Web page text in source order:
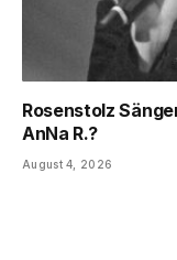
Rosenstolz
AnNa R.?
August 4, 2026